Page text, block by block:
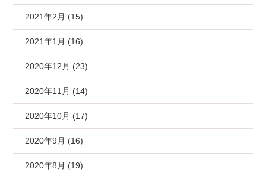
2021年2月 (15)
2021年1月 (16)
2020年12月 (23)
2020年11月 (14)
2020年10月 (17)
2020年9月 (16)
2020年8月 (19)